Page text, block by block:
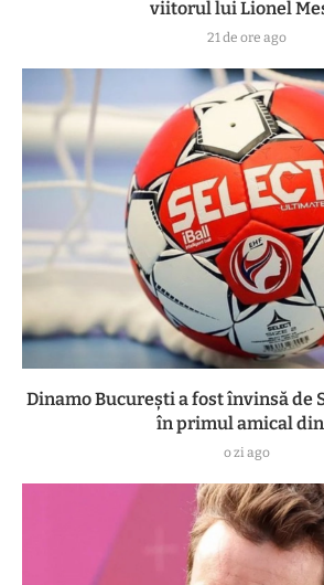
viitorul lui Lionel
21 de ore ago
Dinamo București a fost învinsă de
în primul amical
o zi ago